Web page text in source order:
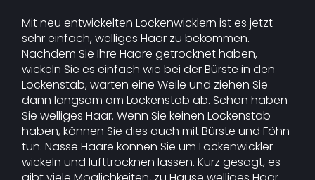
Mit neu entwickelten Lockenwicklern ist es jetzt
sehr einfach, welliges Haar zu bekommen.
Nachdem Sie Ihre Haare getrocknet haben,
wickeln Sie es einfach wie bei der Bürste in den
Lockenstab, warten eine Weile und ziehen Sie
dann langsam am Lockenstab ab. Schon haben
Sie welliges Haar. Wenn Sie keinen Lockenstab
haben, können Sie dies auch mit Bürste und Föhn
tun. Nasse Haare können Sie um Lockenwickler
wickeln und lufttrocknen lassen. Kurz gesagt, es